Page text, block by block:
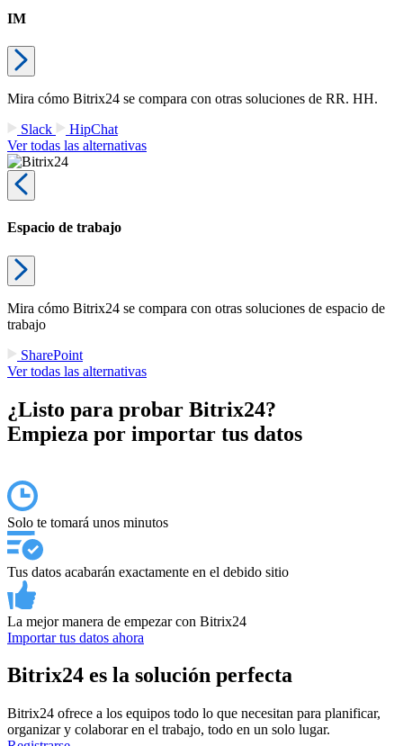
IM
Mira cómo Bitrix24 se compara con otras soluciones de RR. HH.
Slack
HipChat
Ver todas las alternativas
Espacio de trabajo
Mira cómo Bitrix24 se compara con otras soluciones de espacio de
trabajo
SharePoint
Ver todas las alternativas
¿Listo para probar Bitrix24?
Empieza por importar tus datos
Solo te tomará unos minutos
Tus datos acabarán exactamente en el debido sitio
La mejor manera de empezar con Bitrix24
Importar tus datos ahora
Bitrix24 es la solución perfecta
Bitrix24 ofrece a los equipos todo lo que necesitan para planificar,
organizar y colaborar en el trabajo, todo en un solo lugar.